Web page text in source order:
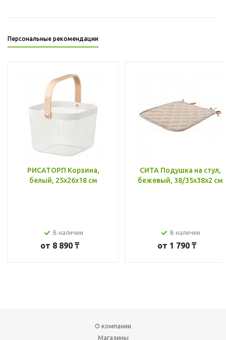
Персональные рекомендации
РИСАТОРП Корзина,
белый, 25x26x18 см
В наличии
от 8 890 ₸
СИТА Подушка на стул,
бежевый, 38/35x38x2 см
В наличии
от 1 790 ₸
О компании
Магазины